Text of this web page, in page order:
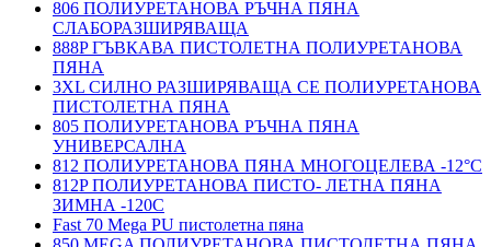
806 ПОЛИУРЕТАНОВА РЪЧНА ПЯНА
СЛАБОРАЗШИРЯВАЩА
888P ГЪВКАВА ПИСТОЛЕТНА ПОЛИУРЕТАНОВА
ПЯНА
3XL СИЛНО РАЗШИРЯВАЩА СЕ ПОЛИУРЕТАНОВА
ПИСТОЛЕТНА ПЯНА
805 ПОЛИУРЕТАНОВА РЪЧНА ПЯНА
УНИВЕРСАЛНА
812 ПОЛИУРЕТАНОВА ПЯНА МНОГОЦЕЛЕВА -12°C
812P ПОЛИУРЕТАНОВА ПИСТО- ЛЕТНА ПЯНА
ЗИМНА -120С
Fast 70 Mega PU пистолетна пяна